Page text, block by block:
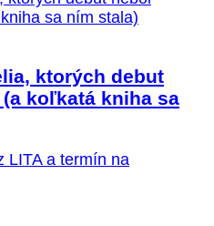
ktorých debut
koľkatá kniha sa